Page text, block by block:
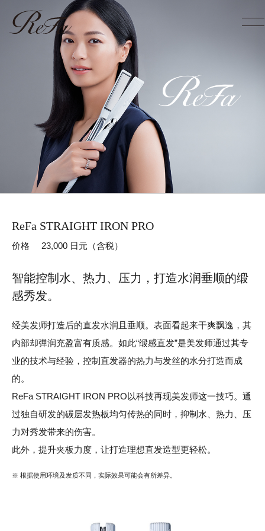
ReFa STRAIGHT IRON PRO
价格 23,000 日元（含税）
智能控制水、热力、压力， 打造水润垂顺的缎
感秀发。
经美发师打造后的直发水润且垂顺。表面看起来干爽飘逸，其
内部却弹润充盈富有质感。如此“缎感直发”是美发师通过其专
业的技术与经验，控制直发器的热力与发丝的水分打造而成
的。
ReFa STRAIGHT IRON PRO以科技再现美发师这一技巧。通
过独自研发的碳层发热板均匀传热的同时，抑制水、热力、压
力对秀发带来的伤害。
此外，提升夹板力度，让打造理想直发造型更轻松。
※ 根据使用环境及发质不同，实际效果可能会有所差异。